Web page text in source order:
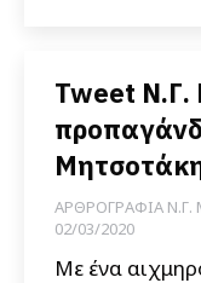
Tweet Ν.Γ.
ΑΡΘΡΟΓΡΑΦΙΑ Ν.Γ.
02/03/2020
Με ένα